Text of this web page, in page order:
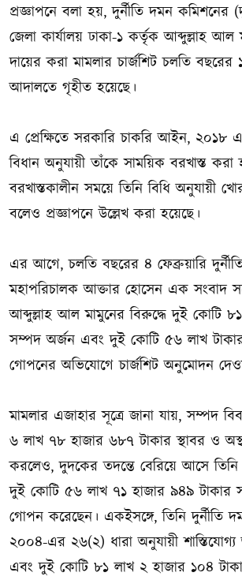
প্রজ্ঞাপনে বলা হয়, দুর্নীতি দমন কমিশনের
জেলা কার্যালয় ঢাকা-১ কর্তৃক আব্দুল্লাহ আল
দায়ের করা মামলার চার্জশিট চলতি বছরের
আদালতে গৃহীত হয়েছে।
এ প্রেক্ষিতে সরকারি চাকরি আইন, ২০১৮
বিধান অনুযায়ী তাঁকে সাময়িক বরখাস্ত করা
বরখাস্তকালীন সময়ে তিনি বিধি অনুযায়ী
বলেও প্রজ্ঞাপনে উল্লেখ করা হয়েছে।
এর আগে, চলতি বছরের ৪ ফেব্রুয়ারি
মহাপরিচালক আক্তার হোসেন এক সংবাদ
আব্দুল্লাহ আল মামুনের বিরুদ্ধে দুই কোটি
সম্পদ অর্জন এবং দুই কোটি ৫৬ লাখ
গোপনের অভিযোগে চার্জশিট অনুমোদন
মামলার এজাহার সূত্রে জানা যায়, সম্পদ
৬ লাখ ৭৮ হাজার ৬৮৭ টাকার স্থাবর ও
করলেও, দুদকের তদন্তে বেরিয়ে আসে
দুই কোটি ৫৬ লাখ ৭১ হাজার ৯৪৯ টাকার
গোপন করেছেন। একইসঙ্গে, তিনি
২০০৪-এর ২৬(২) ধারা অনুযায়ী
এবং দুই কোটি ৮১ লাখ ২ হাজার ১০৪